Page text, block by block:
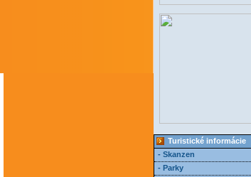
Turistické informácie
- Skanzen
- Parky